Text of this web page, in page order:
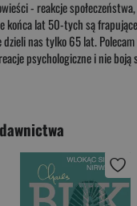
- reakcje
końca lat 50-tych są
dzieli nas tylko 65 lat.
psychologiczne i nie boją